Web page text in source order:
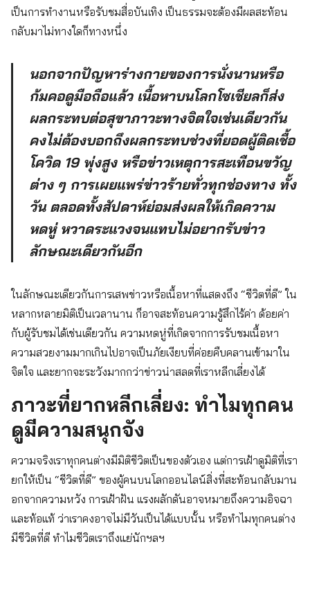
เป็นการทำงานหรือรับชมสื่อบันเทิง เป็นธรรมจะต้องมีผลสะท้อน
กลับมาไม่ทางใดก็ทางหนึ่ง
นอกจากปัญหาร่างกายของการนั่งนานหรือ
ก้มคอดูมือถือแล้ว เนื้อหาบนโลกโซเชียลก็ส่ง
ผลกระทบต่อสุขาภาวะทางจิตใจเช่นเดียวกัน
คงไม่ต้องบอกถึงผลกระทบช่วงที่ยอดผู้ติดเชื้อ
โควิด 19 พุ่งสูง หรือข่าวเหตุการสะเทือนขวัญ
ต่าง ๆ การเผยแพร่ข่าวร้ายทั่วทุกช่องทาง ทั้ง
วัน ตลอดทั้งสัปดาห์ย่อมส่งผลให้เกิดความ
หดหู่ หวาดระแวงจนแทบไม่อยากรับข่าว
ลักษณะเดียวกันอีก
ในลักษณะเดียวกันการเสพข่าวหรือเนื้อหาที่แสดงถึง “ชีวิตที่ดี” ใน
หลากหลายมิติเป็นเวลานาน ก็อาจสะท้อนความรู้สึกไร้ค่า ด้อยค่า
กับผู้รับชมได้เช่นเดียวกัน ความหดหู่ที่เกิดจากการรับชมเนื้อหา
ความสวยงามมากเกินไปอาจเป็นภัยเงียบที่ค่อยคืบคลานเข้ามาใน
จิตใจ และยากจะระวังมากกว่าข่าวน่าสลดที่เราหลีกเลี่ยงได้
ภาวะที่ยากหลีกเลี่ยง: ทำไมทุกคน
ดูมีความสนุกจัง
ความจริงเราทุกคนต่างมีมิติชีวิตเป็นของตัวเอง แต่การเฝ้าดูมิติที่เรา
ยกให้เป็น “ชีวิตที่ดี” ของผู้คนบนโลกออนไลน์สิ่งที่สะท้อนกลับมาน
อกจากความหวัง การเฝ้าฝัน แรงผลักดันอาจหมายถึงความอิจฉา
และท้อแท้ ว่าเราคงอาจไม่มีวันเป็นได้แบบนั้น หรือทำไมทุกคนต่าง
มีชีวิตที่ดี ทำไมชีวิตเราถึงแย่นักฯลฯ